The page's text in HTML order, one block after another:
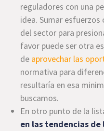
reguladores con una
idea. Sumar
del sector para
favor puede ser otra
de aprovechar las
normativa para
resultaría en esa
buscamos.
En otro punto de la
en las tendencias de